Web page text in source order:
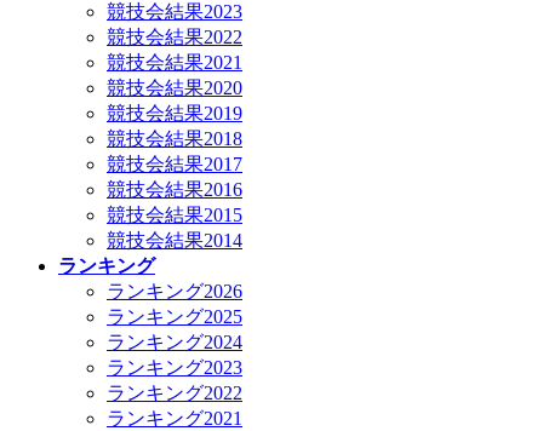
競技会結果2023
競技会結果2022
競技会結果2021
競技会結果2020
競技会結果2019
競技会結果2018
競技会結果2017
競技会結果2016
競技会結果2015
競技会結果2014
ランキング
ランキング2026
ランキング2025
ランキング2024
ランキング2023
ランキング2022
ランキング2021